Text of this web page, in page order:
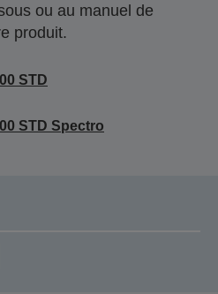
ou au manuel de
produit.
STD
STD Spectro